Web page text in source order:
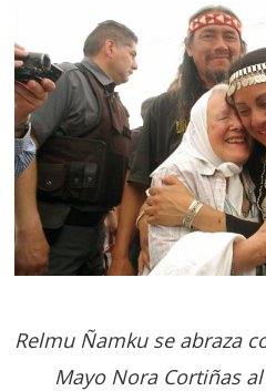
Relmu Ñamku se abraza
Mayo Nora Cortiñas